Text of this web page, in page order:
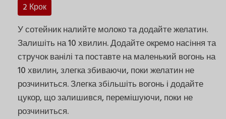
2 Крок
У сотейник налийте молоко та додайте желатин.
Залишіть на 10 хвилин. Додайте окремо насіння та
стручок ванілі та поставте на маленький вогонь на
10 хвилин, злегка збиваючи, поки желатин не
розчиниться. Злегка збільшіть вогонь і додайте
цукор, що залишився, перемішуючи, поки не
розчиниться.